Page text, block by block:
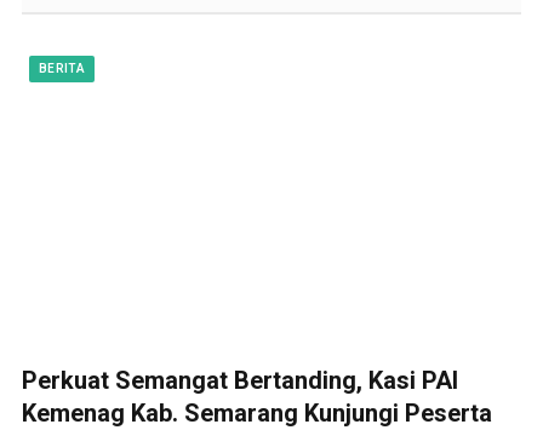
BERITA
Perkuat Semangat Bertanding, Kasi PAI
Kemenag Kab. Semarang Kunjungi Peserta